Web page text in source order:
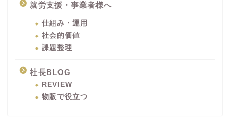
就労支援・事業者様へ
仕組み・運用
社会的価値
課題整理
社長BLOG
REVIEW
物販で役立つ